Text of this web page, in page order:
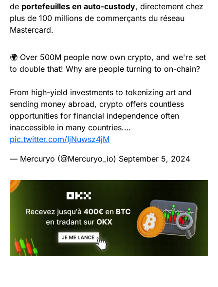
de portefeuilles en auto-custody, directement chez
plus de 100 millions de commerçants du réseau
Mastercard.
🌍 Over 500M people now own crypto, and we're set
to double that! Why are people turning to on-chain?
From high-yield investments to tokenizing art and
sending money abroad, crypto offers countless
opportunities for financial independence often
inaccessible in many countries.…
pic.twitter.com/IjNuwsz4jM
— Mercuryo (@Mercuryo_io) September 5, 2024